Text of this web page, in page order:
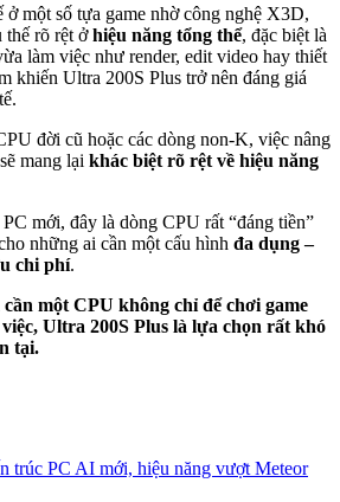
một số tựa game nhờ công nghệ X3D,
thế rõ rệt ởhiệu năng tổng thể, đặc biệt là
làm việc như render, edit video hay thiết
khiến Ultra 200S Plus trở nên đáng giá
đời cũ hoặc các dòng non-K, việc nâng
mang lại khác biệt rõ rệt về hiệu năng
mới, đây là dòng CPU rất “đáng tiền”
những ai cần một cấu hình đa dụng –
chi phí.
một CPU không chỉ để chơi game
Ultra 200S Plus là lựa chọn rất khó
tại.